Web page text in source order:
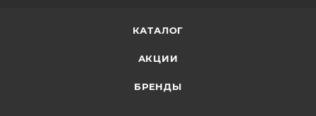
КАТАЛОГ
АКЦИИ
БРЕНДЫ